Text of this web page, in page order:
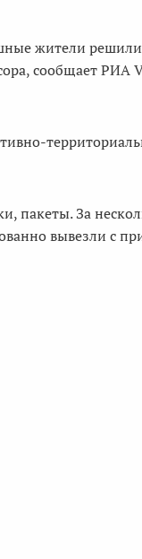
жители
сообщает РИА
пакеты. За
вывезли с